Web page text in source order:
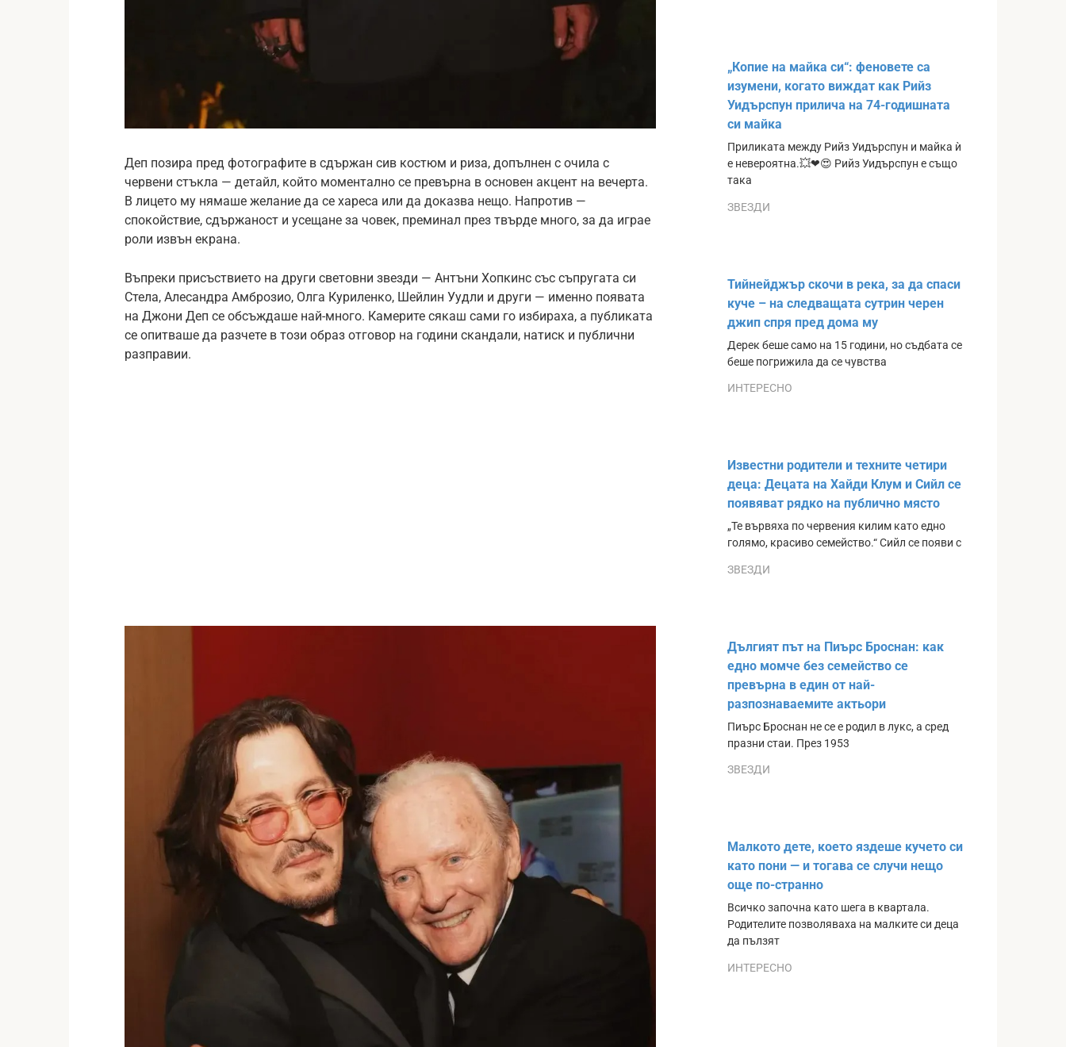
Деп позира пред фотографите в сдържан сив костюм и риза, допълнен с очила с
червени стъкла — детайл, който моментално се превърна в основен акцент на вечерта.
В лицето му нямаше желание да се хареса или да доказва нещо. Напротив —
спокойствие, сдържаност и усещане за човек, преминал през твърде много, за да играе
роли извън екрана.
Въпреки присъствието на други световни звезди — Антъни Хопкинс със съпругата си
Стела, Алесандра Амброзио, Олга Куриленко, Шейлин Уудли и други — именно появата
на Джони Деп се обсъждаше най-много. Камерите сякаш сами го избираха, а публиката
се опитваше да разчете в този образ отговор на години скандали, натиск и публични
разправии.
„Копие на майка си“: феновете са
изумени, когато виждат как Рийз
Уидърспун прилича на 74-годишната
си майка
Приликата между Рийз Уидърспун и майка ѝ
е невероятна.💥❤😍 Рийз Уидърспун е също
така
ЗВЕЗДИ
Тийнейджър скочи в река, за да спаси
куче – на следващата сутрин черен
джип спря пред дома му
Дерек беше само на 15 години, но съдбата се
беше погрижила да се чувства
ИНТЕРЕСНО
Известни родители и техните четири
деца: Децата на Хайди Клум и Сийл се
появяват рядко на публично място
„Те вървяха по червения килим като едно
голямо, красиво семейство.“ Сийл се появи с
ЗВЕЗДИ
Дългият път на Пиърс Броснан: как
едно момче без семейство се
превърна в един от най-
разпознаваемите актьори
Пиърс Броснан не се е родил в лукс, а сред
празни стаи. През 1953
ЗВЕЗДИ
Малкото дете, което яздеше кучето си
като пони — и тогава се случи нещо
още по-странно
Всичко започна като шега в квартала.
Родителите позволяваха на малките си деца
да пълзят
ИНТЕРЕСНО